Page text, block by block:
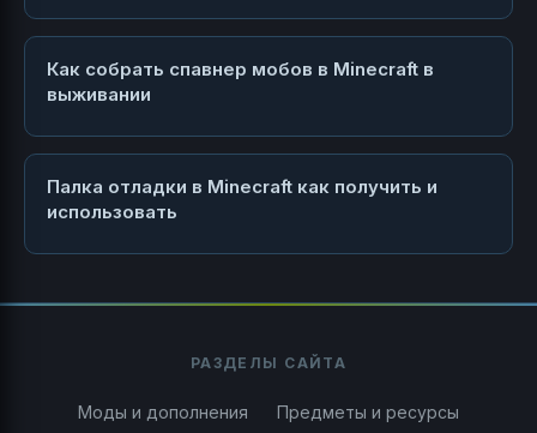
Как собрать спавнер мобов в Minecraft в
выживании
Палка отладки в Minecraft как получить и
использовать
РАЗДЕЛЫ САЙТА
Моды и дополнения
Предметы и ресурсы